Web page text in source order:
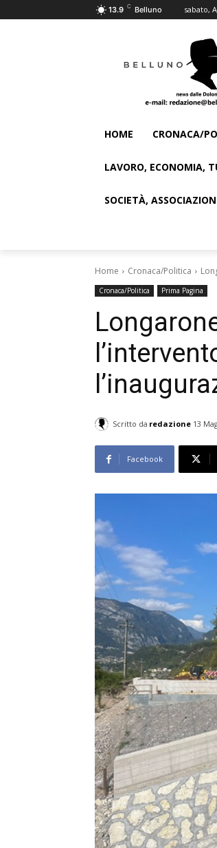
13.9 C Belluno sabato,
HOME CRONACA/
LAVORO, ECONOMIA,
SOCIETÀ,
Home Cronaca/Politica
Cronaca/Politica Prima Pagina
Scritto da redazione 13
Facebook